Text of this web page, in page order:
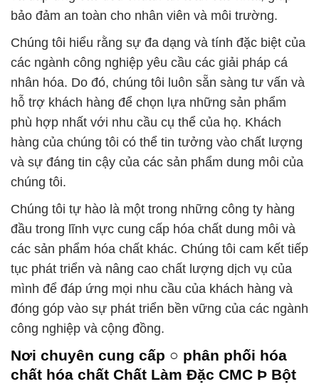
bảo đảm an toàn cho nhân viên và môi trường.
Chúng tôi hiểu rằng sự đa dạng và tính đặc biệt của
các ngành công nghiệp yêu cầu các giải pháp cá
nhân hóa. Do đó, chúng tôi luôn sẵn sàng tư vấn và
hỗ trợ khách hàng để chọn lựa những sản phẩm
phù hợp nhất với nhu cầu cụ thể của họ. Khách
hàng của chúng tôi có thể tin tưởng vào chất lượng
và sự đáng tin cậy của các sản phẩm dung môi của
chúng tôi.
Chúng tôi tự hào là một trong những công ty hàng
đầu trong lĩnh vực cung cấp hóa chất dung môi và
các sản phẩm hóa chất khác. Chúng tôi cam kết tiếp
tục phát triển và nâng cao chất lượng dịch vụ của
mình để đáp ứng mọi nhu cầu của khách hàng và
đóng góp vào sự phát triển bền vững của các ngành
công nghiệp và cộng đồng.
Nơi chuyên cung cấp ○ phân phối hóa
chất hóa chất Chất Làm Đặc CMC Þ Bột